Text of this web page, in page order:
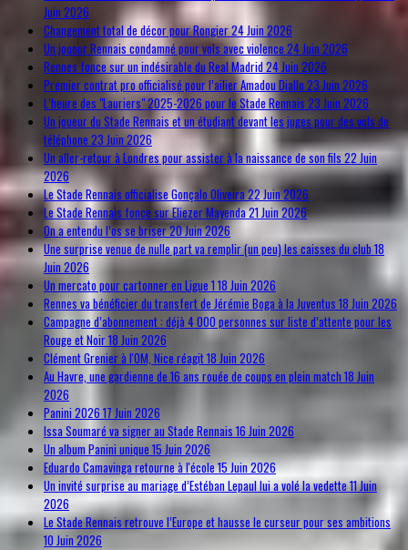
Juin 2026
Changement total de décor pour Rongier24 Juin 2026
Un joueur Rennais condamné pour vols avec violence 24 Juin 2026
Rennes fonce sur un indésirable du Real Madrid 24 Juin 2026
Premier contrat pro officialisé pour l’ailier Amadou Diallo 23 Juin 2026
L’heure des "Lauriers" 2025-2026 pour le Stade Rennais 23 Juin 2026
Un joueur du Stade Rennais et un étudiant devant les juges pour des vols de
téléphone 23 Juin 2026
Un aller-retour à Londres pour assister à la naissance de son fils 22 Juin
2026
Le Stade Rennais officialise Gonçalo Oliveira22 Juin 2026
Le Stade Rennais fonce sur Eliezer Mayenda21 Juin 2026
On a entendu l’os se briser20 Juin 2026
Une surprise venue de nulle part va remplir (un peu) les caisses du club18
Juin 2026
Un mercato pour cartonner en Ligue 1 18 Juin 2026
Rennes va bénéficier du transfert de Jérémie Boga à la Juventus 18 Juin 2026
Campagne d’abonnement : déjà 4 000 personnes sur liste d’attente pour les
Rouge et Noir18 Juin 2026
Clément Grenier à l'OM, Nice réagit18 Juin 2026
Au Havre, une gardienne de 16 ans rouée de coups en plein match 18 Juin
2026
Panini 2026 17 Juin 2026
Issa Soumaré va signer au Stade Rennais 16 Juin 2026
Un album Panini unique 15 Juin 2026
Eduardo Camavinga retourne à l'école15 Juin 2026
Un invité surprise au mariage d’Estéban Lepaul lui a volé la vedette11 Juin
2026
Le Stade Rennais retrouve l’Europe et hausse le curseur pour ses ambitions
10 Juin 2026